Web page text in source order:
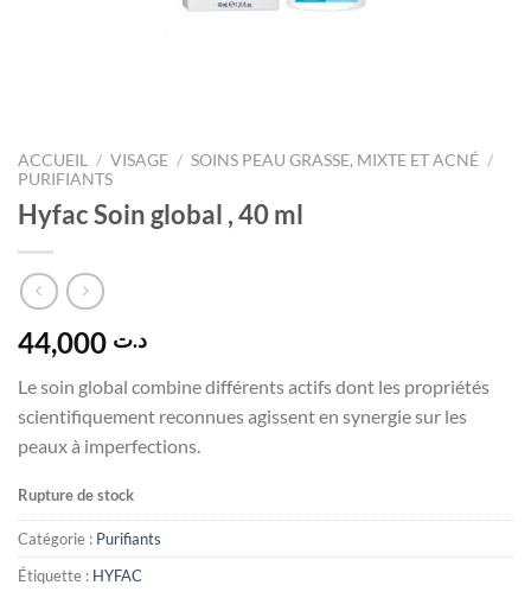
ACCUEIL / VISAGE / SOINS PEAU GRASSE, MIXTE ET ACNÉ /
PURIFIANTS
Hyfac Soin global , 40 ml
د.ت
Le soin global combine différents actifs dont les propriétés
scientifiquement reconnues agissent en synergie sur les
peaux à imperfections.
Rupture de stock
Catégorie : Purifiants
Étiquette : HYFAC